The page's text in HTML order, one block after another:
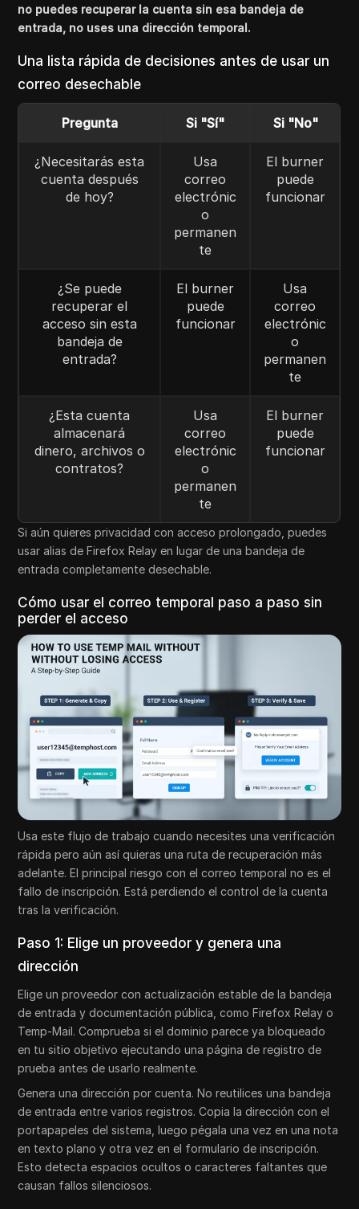
no puedes recuperar la cuenta sin esa bandeja de
entrada, no uses una dirección temporal.
Una lista rápida de decisiones antes de usar un
correo desechable
Pregunta Si "Sí" Si "No"
¿Necesitarás esta
cuenta después
de hoy?
Usa
correo
electrónic
o
permanen
te
El burner
puede
funcionar
¿Se puede
recuperar el
acceso sin esta
bandeja de
entrada?
El burner
puede
funcionar
Usa
correo
electrónic
o
permanen
te
¿Esta cuenta
almacenará
dinero, archivos o
contratos?
Usa
correo
electrónic
o
permanen
te
El burner
puede
funcionar
Si aún quieres privacidad con acceso prolongado, puedes
usar alias de Firefox Relay en lugar de una bandeja de
entrada completamente desechable.
Cómo usar el correo temporal paso a paso sin
perder el acceso
Usa este flujo de trabajo cuando necesites una verificación
rápida pero aún así quieras una ruta de recuperación más
adelante. El principal riesgo con el correo temporal no es el
fallo de inscripción. Está perdiendo el control de la cuenta
tras la verificación.
Paso 1: Elige un proveedor y genera una
dirección
Elige un proveedor con actualización estable de la bandeja
de entrada y documentación pública, como Firefox Relay o
Temp-Mail. Comprueba si el dominio parece ya bloqueado
en tu sitio objetivo ejecutando una página de registro de
prueba antes de usarlo realmente.
Genera una dirección por cuenta. No reutilices una bandeja
de entrada entre varios registros. Copia la dirección con el
portapapeles del sistema, luego pégala una vez en una nota
en texto plano y otra vez en el formulario de inscripción.
Esto detecta espacios ocultos o caracteres faltantes que
causan fallos silenciosos.